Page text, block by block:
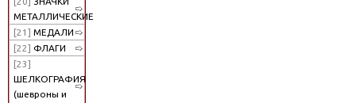
МЕТАЛЛИЧЕСКИЕ
[21] МЕДАЛИ
[22] ФЛАГИ
[23]
ШЕЛКОГРАФИЯ
(шевроны и